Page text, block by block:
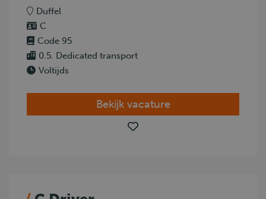
Duffel
C
Code 95
0.5. Dedicated transport
Voltijds
Bekijk vacature